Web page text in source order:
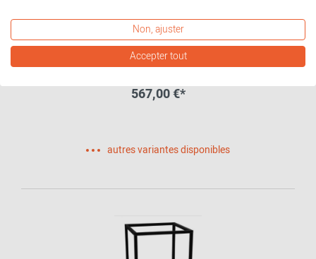
P4 Étagère avec 1 compartiment
Palmberg
567,00 €*
autres variantes disponibles
Non, ajuster
Accepter tout